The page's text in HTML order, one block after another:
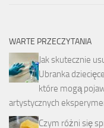
WARTE PRZECZYTANIA
Jak skutecznie
Ubranka
które mogą
artystycznych
Czym różni się